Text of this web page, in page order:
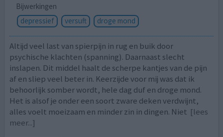
Bijwerkingen
depressief
versuft droge mond
Altijd veel last van spierpijn in rug en buik door
psychische klachten (spanning). Daarnaast slecht
inslapen. Dit middel haalt de scherpe kantjes van de pijn
af en sliep veel beter in. Keerzijde voor mij was dat ik
behoorlijk somber wordt, hele dag duf en droge mond.
Het is alsof je onder een soort zware deken verdwijnt,
alles voelt moeizaam en minder zin in dingen. Niet [lees
meer...]